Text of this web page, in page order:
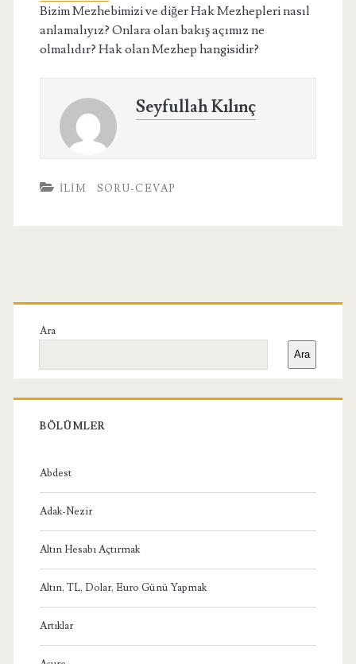
Bizim Mezhebimizi ve diğer Hak Mezhepleri nasıl
anlamalıyız? Onlara olan bakış açımız ne
olmalıdır? Hak olan Mezhep hangisidir?
Seyfullah Kılınç
İLIM SORU-CEVAP
Birincil
Yan
Menü
Ara
Ara
BÖLÜMLER
Abdest
Adak-Nezir
Altın Hesabı Açtırmak
Altın, TL, Dolar, Euro Günü Yapmak
Artıklar